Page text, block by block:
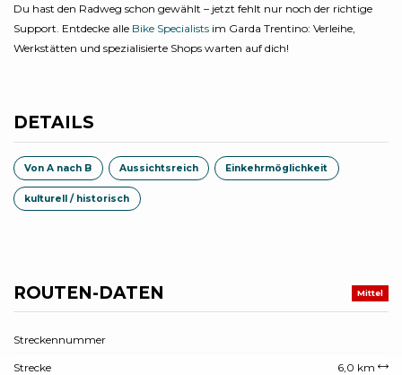
Du hast den Radweg schon gewählt – jetzt fehlt nur noch der richtige
Support. Entdecke alle Bike Specialists im Garda Trentino: Verleihe,
Werkstätten und spezialisierte Shops warten auf dich!
DETAILS
Von A nach B Aussichtsreich Einkehrmöglichkeit
kulturell / historisch
ROUTEN-DATEN Mittel
Streckennummer
Strecke 6,0 km